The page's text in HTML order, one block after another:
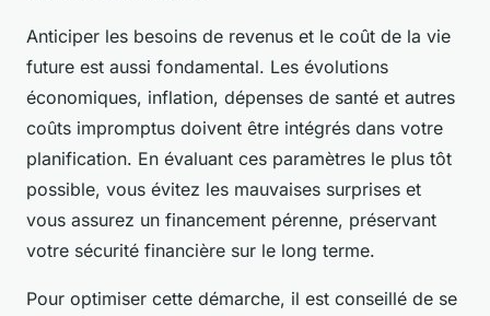
Anticiper les besoins de revenus et le coût de la vie
future est aussi fondamental. Les évolutions
économiques, inflation, dépenses de santé et autres
coûts impromptus doivent être intégrés dans votre
planification. En évaluant ces paramètres le plus tôt
possible, vous évitez les mauvaises surprises et
vous assurez un financement pérenne, préservant
votre sécurité financière sur le long terme.
Pour optimiser cette démarche, il est conseillé de se